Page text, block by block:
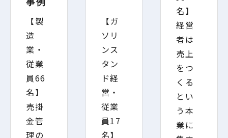
【製
造
業・
従業
員66
名】
売掛
金管
理の
【ガ
ソリ
ンス
タン
ド経
営・
従業
員17
名】
名】
経営
者は
売上
をつ
くる
とい
う本
業に